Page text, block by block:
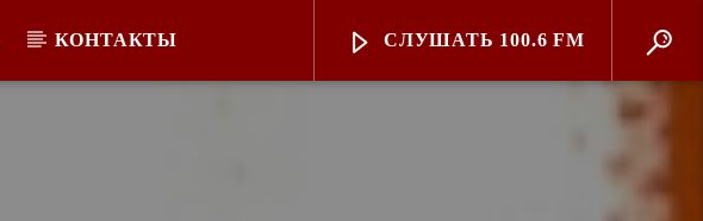
КОНТАКТЫ СЛУШАТЬ 100.6 FM